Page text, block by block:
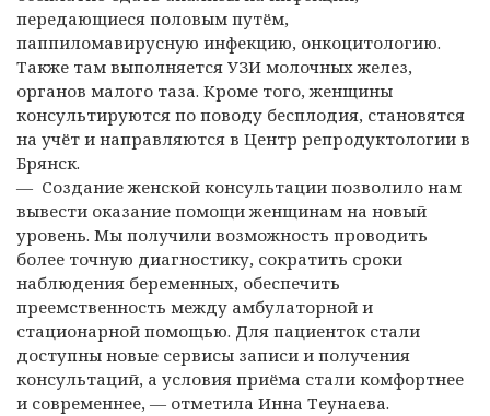
передающиеся половым путём,
паппиломавирусную инфекцию, онкоцитологию.
Также там выполняется УЗИ молочных желез,
органов малого таза. Кроме того, женщины
консультируются по поводу бесплодия, становятся
на учёт и направляются в Центр репродуктологии в
Брянск.
— Создание женской консультации позволило нам
вывести оказание помощи женщинам на новый
уровень. Мы получили возможность проводить
более точную диагностику, сократить сроки
наблюдения беременных, обеспечить
преемственность между амбулаторной и
стационарной помощью. Для пациенток стали
доступны новые сервисы записи и получения
консультаций, а условия приёма стали комфортнее
и современнее, — отметила Инна Теунаева.